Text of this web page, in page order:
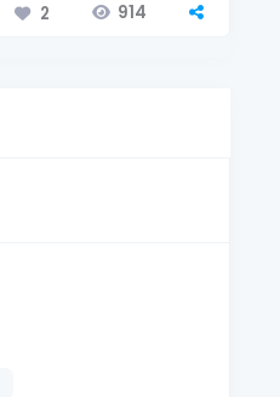
2 914